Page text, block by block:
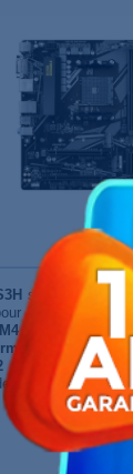
sera parfaite
les processeurs
, elle prend en
PCI-Express
(SATA et PCIe
avancées